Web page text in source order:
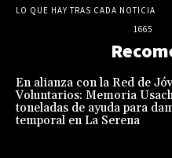
LO QUE HAY TRAS CADA NOTICIA
1665
En alianza con la Red de
Voluntarios: Memoria
toneladas de ayuda para
temporal en La Serena